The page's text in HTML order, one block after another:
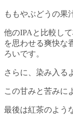
ももやぶどうの果
他のIPAと比較し
を思わせる爽快な
ろいです。
さらに、染み入る
この甘みと苦みに
最後は紅茶のよう